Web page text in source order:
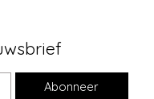
Abonneer